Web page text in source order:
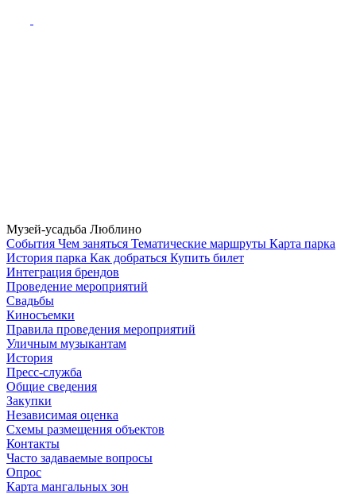
Музей-усадьба Люблино
Cобытия Чем заняться Тематические маршруты Карта парка
История парка Как добраться Купить билет
Интеграция брендов
Проведение мероприятий
Свадьбы
Киносъемки
Правила проведения мероприятий
Уличным музыкантам
История
Пресс-служба
Общие сведения
Закупки
Независимая оценка
Схемы размещения объектов
Контакты
Часто задаваемые вопросы
Опрос
Карта мангальных зон